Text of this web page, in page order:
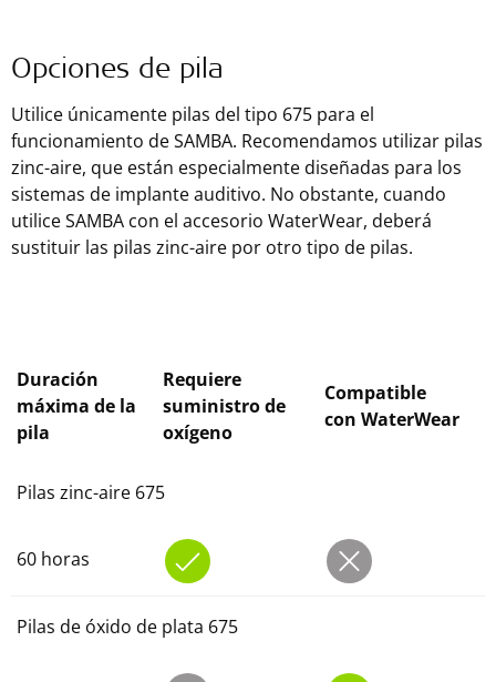
Opciones de pila
Utilice únicamente pilas del tipo 675 para el
funcionamiento de SAMBA. Recomendamos utilizar pilas
zinc-aire, que están especialmente diseñadas para los
sistemas de implante auditivo. No obstante, cuando
utilice SAMBA con el accesorio WaterWear, deberá
sustituir las pilas zinc-aire por otro tipo de pilas.
Duración
máxima de la
pila
Requiere
suministro de
oxígeno
Compatible
con WaterWear
Pilas zinc-aire 675
60 horas
Pilas de óxido de plata 675